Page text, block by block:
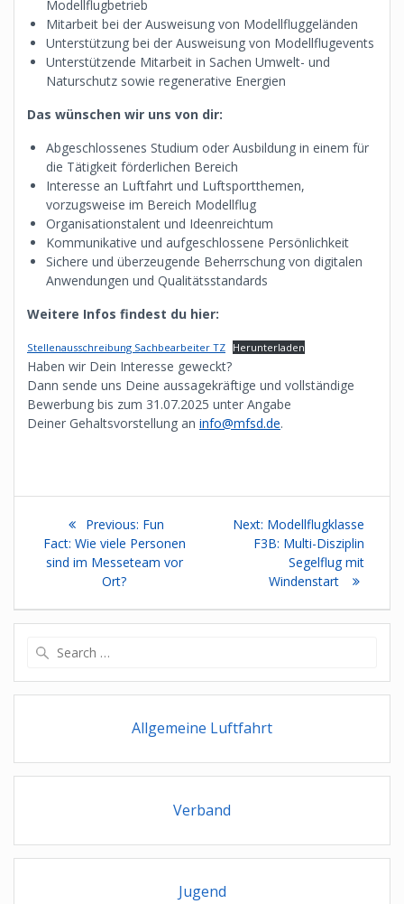
Modellflugbetrieb
Mitarbeit bei der Ausweisung von Modellfluggeländen
Unterstützung bei der Ausweisung von Modellflugevents
Unterstützende Mitarbeit in Sachen Umwelt- und
Naturschutz sowie regenerative Energien
Das wünschen wir uns von dir:
Abgeschlossenes Studium oder Ausbildung in einem für
die Tätigkeit förderlichen Bereich
Interesse an Luftfahrt und Luftsportthemen,
vorzugsweise im Bereich Modellflug
Organisationstalent und Ideenreichtum
Kommunikative und aufgeschlossene Persönlichkeit
Sichere und überzeugende Beherrschung von digitalen
Anwendungen und Qualitätsstandards
Weitere Infos findest du hier:
Stellenausschreibung Sachbearbeiter TZ Herunterladen
Haben wir Dein Interesse geweckt?
Dann sende uns Deine aussagekräftige und vollständige
Bewerbung bis zum 31.07.2025 unter Angabe
Deiner Gehaltsvorstellung an info@mfsd.de.
Beitragsnavigation
Previous: Previous
post:
Fun
Fact: Wie viele Personen
sind im Messeteam vor
Ort?
Next: Next
post:
Modellflugklasse
F3B: Multi-Disziplin
Segelflug mit
Windenstart
Allgemeine Luftfahrt
Verband
Jugend